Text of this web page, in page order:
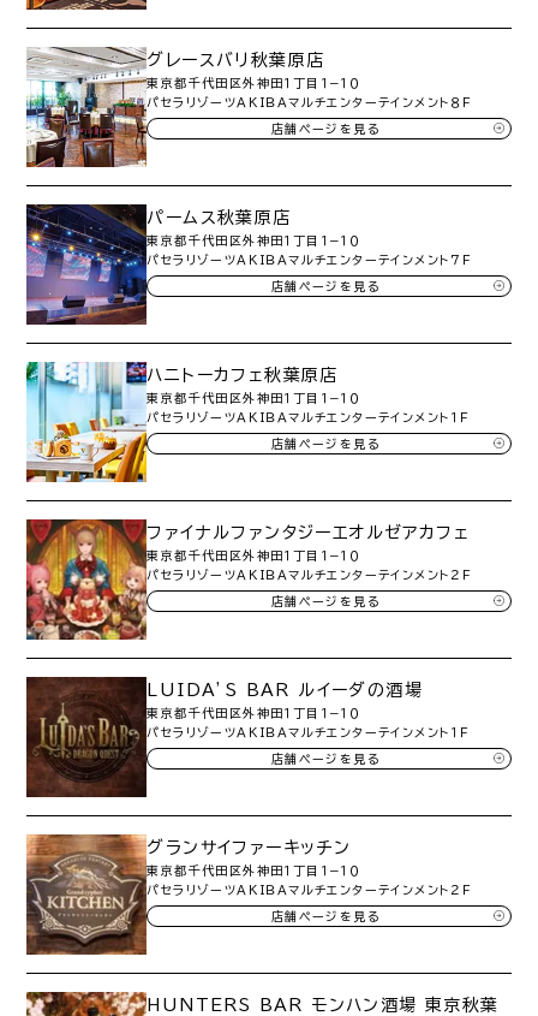
グレースバリ秋葉原店
東京都千代田区外神田１丁目１−１０
パセラリゾーツＡＫＩＢＡマルチエンターテインメント８Ｆ
店舗ページを見る
パームス秋葉原店
東京都千代田区外神田１丁目１−１０
パセラリゾーツＡＫＩＢＡマルチエンターテインメント７Ｆ
店舗ページを見る
ハニトーカフェ秋葉原店
東京都千代田区外神田１丁目１−１０
パセラリゾーツＡＫＩＢＡマルチエンターテインメント１Ｆ
店舗ページを見る
ファイナルファンタジーエオルゼアカフェ
東京都千代田区外神田１丁目１−１０
パセラリゾーツＡＫＩＢＡマルチエンターテインメント２Ｆ
店舗ページを見る
LUIDA’S BAR ルイーダの酒場
東京都千代田区外神田１丁目１−１０
パセラリゾーツＡＫＩＢＡマルチエンターテインメント１Ｆ
店舗ページを見る
グランサイファーキッチン
東京都千代田区外神田１丁目１−１０
パセラリゾーツＡＫＩＢＡマルチエンターテインメント２Ｆ
店舗ページを見る
HUNTERS BAR モンハン酒場 東京秋葉